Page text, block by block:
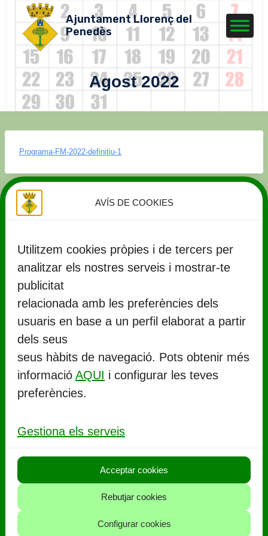
AVÍS DE COOKIES
Utilitzem cookies pròpies i de tercers per
analitzar els nostres serveis i mostrar-te
publicitat
relacionada amb les preferències dels
usuaris en base a un perfil elaborat a partir
dels seus
seus hàbits de navegació. Pots obtenir més
informació AQUI i configurar les teves
preferències.
Gestiona els serveis
Acceptar cookies
Rebutjar cookies
Configurar cookies
contingut
Ajuntament Llorenç del
Penedès
Agost 2022
Programa-FM-2022-definitiu-1
Ajuntament de Llorenç del Penedès
Rambla Marinada, 27 (
977 67 71 06